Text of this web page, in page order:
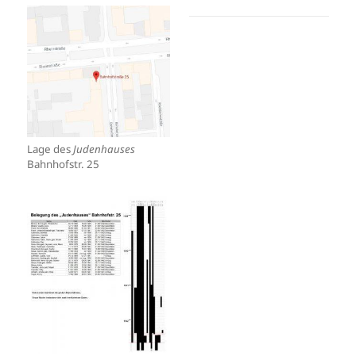
Lage desJudenhauses
Bahnhofstr. 25